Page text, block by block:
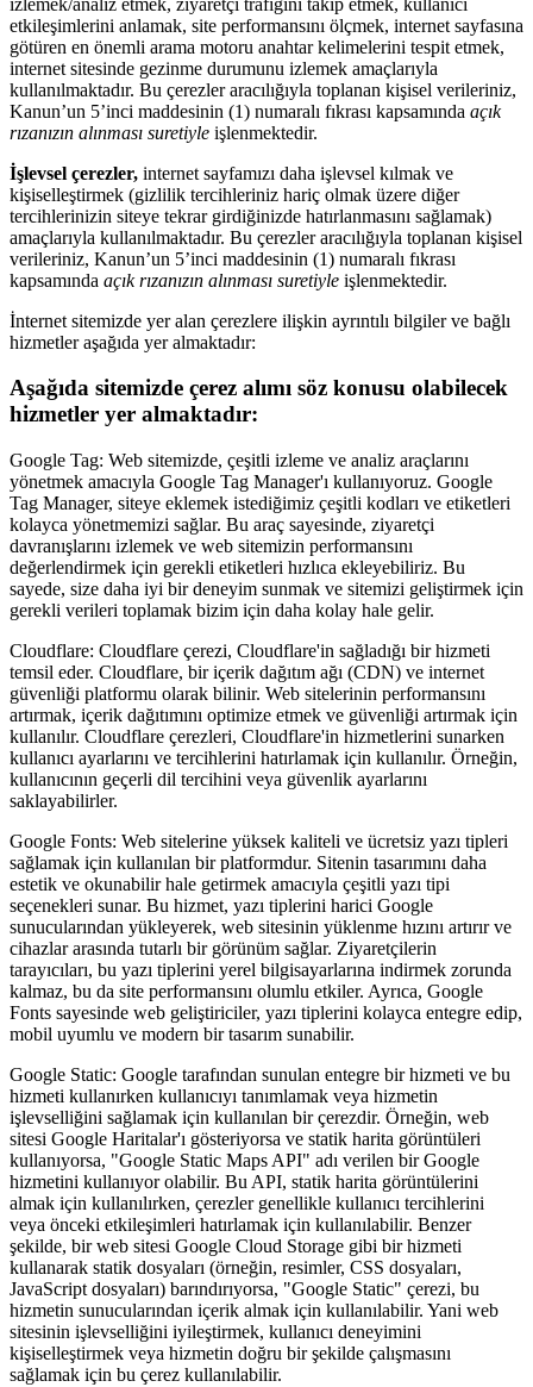
etkileşimlerini anlamak, site performansını ölçmek, internet sayfasına
götüren en önemli arama motoru anahtar kelimelerini tespit etmek,
internet sitesinde gezinme durumunu izlemek amaçlarıyla
kullanılmaktadır. Bu çerezler aracılığıyla toplanan kişisel verileriniz,
Kanun’un 5’inci maddesinin (1) numaralı fıkrası kapsamında açık
rızanızın alınması suretiyle işlenmektedir.
İşlevsel çerezler, internet sayfamızı daha işlevsel kılmak ve
kişiselleştirmek (gizlilik tercihleriniz hariç olmak üzere diğer
tercihlerinizin siteye tekrar girdiğinizde hatırlanmasını sağlamak)
amaçlarıyla kullanılmaktadır. Bu çerezler aracılığıyla toplanan kişisel
verileriniz, Kanun’un 5’inci maddesinin (1) numaralı fıkrası
kapsamında açık rızanızın alınması suretiyle işlenmektedir.
İnternet sitemizde yer alan çerezlere ilişkin ayrıntılı bilgiler ve bağlı
hizmetler aşağıda yer almaktadır:
Aşağıda sitemizde çerez alımı söz konusu olabilecek
hizmetler yer almaktadır:
Google Tag: Web sitemizde, çeşitli izleme ve analiz araçlarını
yönetmek amacıyla Google Tag Manager'ı kullanıyoruz. Google
Tag Manager, siteye eklemek istediğimiz çeşitli kodları ve etiketleri
kolayca yönetmemizi sağlar. Bu araç sayesinde, ziyaretçi
davranışlarını izlemek ve web sitemizin performansını
değerlendirmek için gerekli etiketleri hızlıca ekleyebiliriz. Bu
sayede, size daha iyi bir deneyim sunmak ve sitemizi geliştirmek için
gerekli verileri toplamak bizim için daha kolay hale gelir.
Cloudflare: Cloudflare çerezi, Cloudflare'in sağladığı bir hizmeti
temsil eder. Cloudflare, bir içerik dağıtım ağı (CDN) ve internet
güvenliği platformu olarak bilinir. Web sitelerinin performansını
artırmak, içerik dağıtımını optimize etmek ve güvenliği artırmak için
kullanılır. Cloudflare çerezleri, Cloudflare'in hizmetlerini sunarken
kullanıcı ayarlarını ve tercihlerini hatırlamak için kullanılır. Örneğin,
kullanıcının geçerli dil tercihini veya güvenlik ayarlarını
saklayabilirler.
Google Fonts: Web sitelerine yüksek kaliteli ve ücretsiz yazı tipleri
sağlamak için kullanılan bir platformdur. Sitenin tasarımını daha
estetik ve okunabilir hale getirmek amacıyla çeşitli yazı tipi
seçenekleri sunar. Bu hizmet, yazı tiplerini harici Google
sunucularından yükleyerek, web sitesinin yüklenme hızını artırır ve
cihazlar arasında tutarlı bir görünüm sağlar. Ziyaretçilerin
tarayıcıları, bu yazı tiplerini yerel bilgisayarlarına indirmek zorunda
kalmaz, bu da site performansını olumlu etkiler. Ayrıca, Google
Fonts sayesinde web geliştiriciler, yazı tiplerini kolayca entegre edip,
mobil uyumlu ve modern bir tasarım sunabilir.
Google Static: Google tarafından sunulan entegre bir hizmeti ve bu
hizmeti kullanırken kullanıcıyı tanımlamak veya hizmetin
işlevselliğini sağlamak için kullanılan bir çerezdir. Örneğin, web
sitesi Google Haritalar'ı gösteriyorsa ve statik harita görüntüleri
kullanıyorsa, "Google Static Maps API" adı verilen bir Google
hizmetini kullanıyor olabilir. Bu API, statik harita görüntülerini
almak için kullanılırken, çerezler genellikle kullanıcı tercihlerini
veya önceki etkileşimleri hatırlamak için kullanılabilir. Benzer
şekilde, bir web sitesi Google Cloud Storage gibi bir hizmeti
kullanarak statik dosyaları (örneğin, resimler, CSS dosyaları,
JavaScript dosyaları) barındırıyorsa, "Google Static" çerezi, bu
hizmetin sunucularından içerik almak için kullanılabilir. Yani web
sitesinin işlevselliğini iyileştirmek, kullanıcı deneyimini
kişiselleştirmek veya hizmetin doğru bir şekilde çalışmasını
sağlamak için bu çerez kullanılabilir.